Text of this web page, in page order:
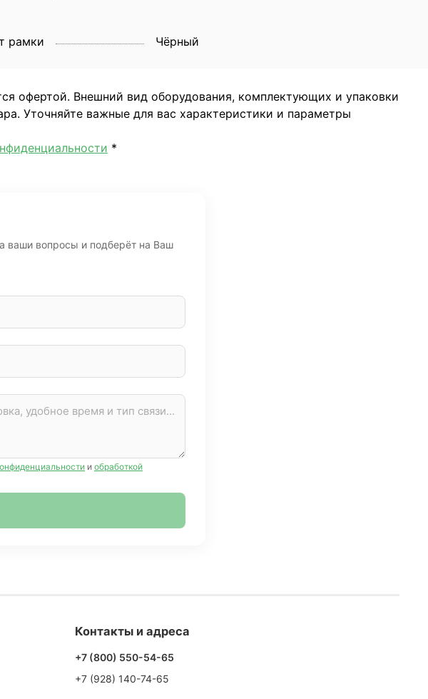
рамки Чёрный
офертой. Внешний вид оборудования, комплектующих и упаковки
Уточняйте важные для вас характеристики и параметры
*
ваши вопросы и подберёт на Ваш
и обработкой
Контакты и адреса
+7 (800) 550-54-65
+7 (928) 140-74-65